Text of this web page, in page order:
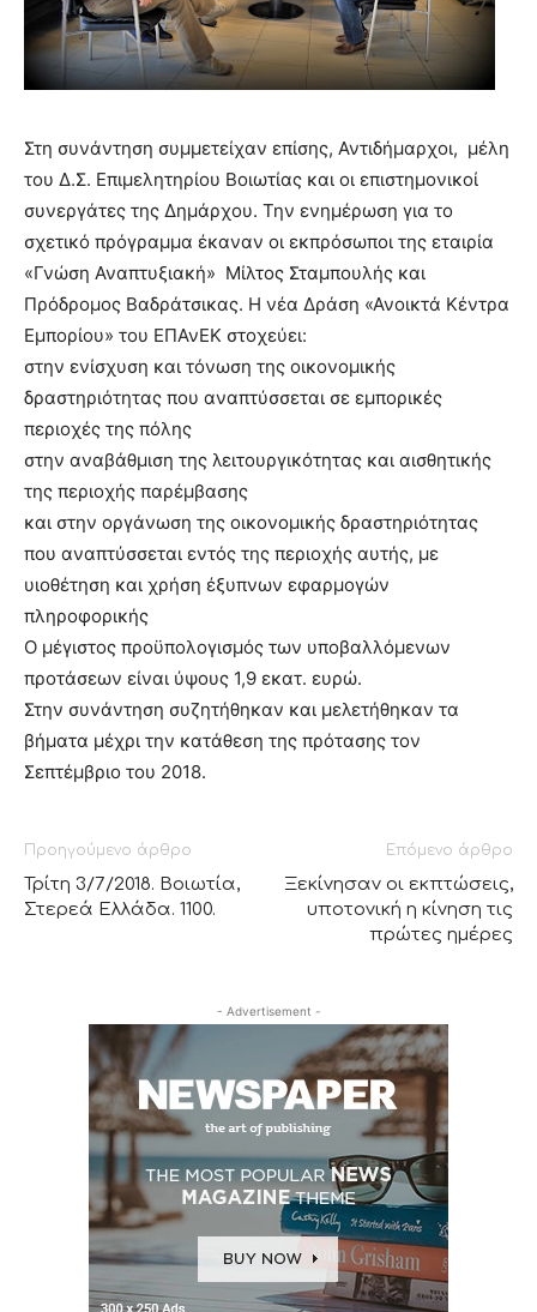
Στη συνάντηση συμμετείχαν επίσης, Αντιδήμαρχοι, μέλη
του Δ.Σ. Επιμελητηρίου Βοιωτίας και οι επιστημονικοί
συνεργάτες της Δημάρχου. Την ενημέρωση για το
σχετικό πρόγραμμα έκαναν οι εκπρόσωποι της εταιρία
«Γνώση Αναπτυξιακή» Μίλτος Σταμπουλής και
Πρόδρομος Βαδράτσικας. Η νέα Δράση «Ανοικτά Κέντρα
Εμπορίου» του ΕΠΑνΕΚ στοχεύει:
στην ενίσχυση και τόνωση της οικονομικής
δραστηριότητας που αναπτύσσεται σε εμπορικές
περιοχές της πόλης
στην αναβάθμιση της λειτουργικότητας και αισθητικής
της περιοχής παρέμβασης
και στην οργάνωση της οικονομικής δραστηριότητας
που αναπτύσσεται εντός της περιοχής αυτής, με
υιοθέτηση και χρήση έξυπνων εφαρμογών
πληροφορικής
Ο μέγιστος προϋπολογισμός των υποβαλλόμενων
προτάσεων είναι ύψους 1,9 εκατ. ευρώ.
Στην συνάντηση συζητήθηκαν και μελετήθηκαν τα
βήματα μέχρι την κατάθεση της πρότασης τον
Σεπτέμβριο του 2018.
Προηγούμενο άρθρο
Τρίτη 3/7/2018. Βοιωτία,
Στερεά Ελλάδα. 1100.
Επόμενο άρθρο
Ξεκίνησαν οι εκπτώσεις,
υποτονική η κίνηση τις
πρώτες ημέρες
- Advertisement -